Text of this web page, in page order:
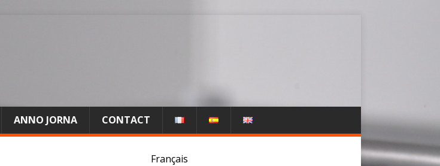
ANNO JORNA CONTACT
Français